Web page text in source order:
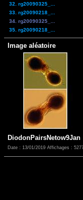
32. rg20090325_...
33. rg20090218_...
34. rg20090325_...
35. rg20090218_...
Image aléatoire
DiodonPairsNetow9Jan
Date : 13/01/2019 Affichages :